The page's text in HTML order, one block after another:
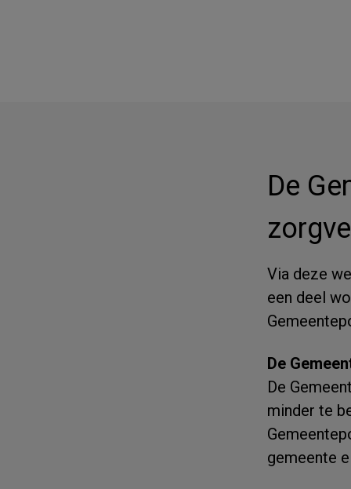
De
Via deze
een deel
De
De
minder te
gemeente